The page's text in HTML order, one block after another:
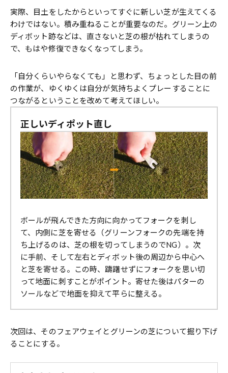
実際、目土をしたからといってすぐに新しい芝が生えてくる
わけではない。積み重ねることが重要なのだ。グリーン上の
ディボット跡などは、直さないと芝の根が枯れてしまうの
で、もはや修復できなくなってしまう。
「自分くらいやらなくても」と思わず、ちょっとした目の前
の作業が、ゆくゆくは自分が気持ちよくプレーすることに
つながるということを改めて考えてほしい。
正しいディポット直し
ボールが飛んできた方向に向かってフォークを刺し
て、内側に芝を寄せる（グリーンフォークの先端を持
ち上げるのは、芝の根を切ってしまうのでNG）。次
に手前、そして左右とディボット後の周辺から中心へ
と芝を寄せる。この時、躊躇せずにフォークを思い切
って地面に刺すことがポイント。寄せた後はパターの
ソールなどで地面を抑えて平らに整える。
次回は、そのフェアウェイとグリーンの芝について掘り下げ
ることにする。